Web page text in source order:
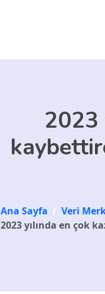
2023
Ana Sayfa / Veri
2023 yılında en çok